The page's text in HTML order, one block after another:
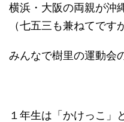
横浜・大阪の両親が沖
（七五三も兼ねてです
みんなで樹里の運動会
１年生は「かけっこ」